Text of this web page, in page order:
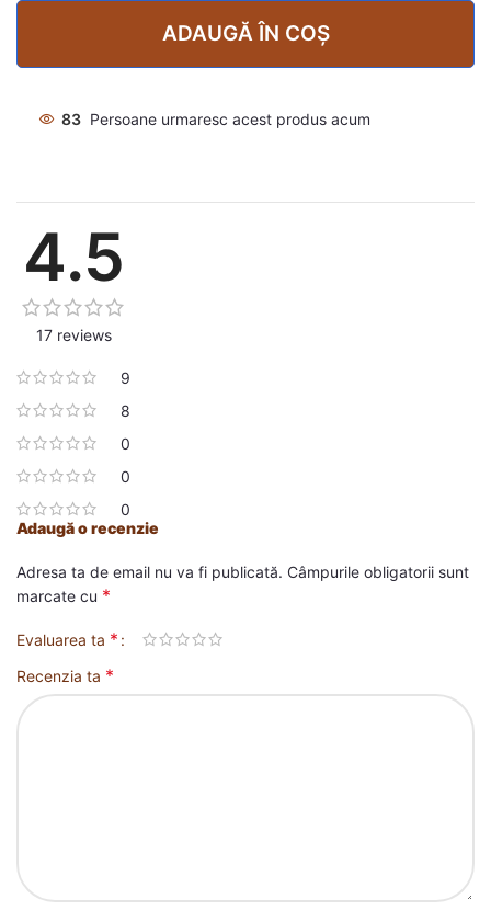
ADAUGĂ ÎN COȘ
83 Persoane urmaresc acest produs acum
4.5
17 reviews
9
8
0
0
0
Adaugă o recenzie
Adresa ta de email nu va fi publicată. Câmpurile obligatorii sunt
marcate cu *
Evaluarea ta *
Recenzia ta *